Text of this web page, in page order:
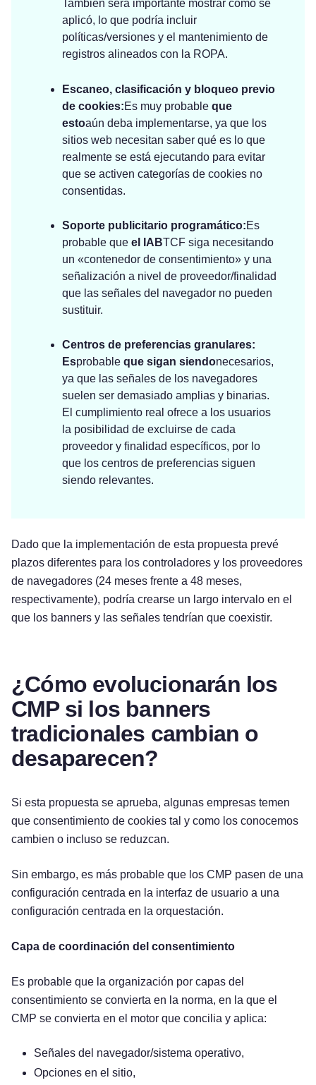
También será importante mostrar cómo se
aplicó, lo que podría incluir
políticas/versiones y el mantenimiento de
registros alineados con la ROPA.
Escaneo, clasificación y bloqueo previo
de cookies:Es muy probable que
estoaún deba implementarse, ya que los
sitios web necesitan saber qué es lo que
realmente se está ejecutando para evitar
que se activen categorías de cookies no
consentidas.
Soporte publicitario programático:Es
probable que el IABTCF siga necesitando
un «contenedor de consentimiento» y una
señalización a nivel de proveedor/finalidad
que las señales del navegador no pueden
sustituir.
Centros de preferencias granulares:
Esprobable que sigan siendonecesarios,
ya que las señales de los navegadores
suelen ser demasiado amplias y binarias.
El cumplimiento real ofrece a los usuarios
la posibilidad de excluirse de cada
proveedor y finalidad específicos, por lo
que los centros de preferencias siguen
siendo relevantes.
Dado que la implementación de esta propuesta prevé
plazos diferentes para los controladores y los proveedores
de navegadores (24 meses frente a 48 meses,
respectivamente), podría crearse un largo intervalo en el
que los banners y las señales tendrían que coexistir.
¿Cómo evolucionarán los
CMP si los banners
tradicionales cambian o
desaparecen?
Si esta propuesta se aprueba, algunas empresas temen
que consentimiento de cookies tal y como los conocemos
cambien o incluso se reduzcan.
Sin embargo, es más probable que los CMP pasen de una
configuración centrada en la interfaz de usuario a una
configuración centrada en la orquestación.
Capa de coordinación del consentimiento
Es probable que la organización por capas del
consentimiento se convierta en la norma, en la que el
CMP se convierta en el motor que concilia y aplica:
Señales del navegador/sistema operativo,
Opciones en el sitio,